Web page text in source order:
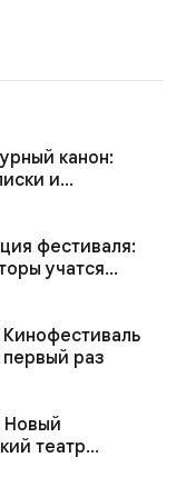
канон:
и
кино
фестиваля:
учатся
кино
первый раз
Новый
театр
51‑го сезона